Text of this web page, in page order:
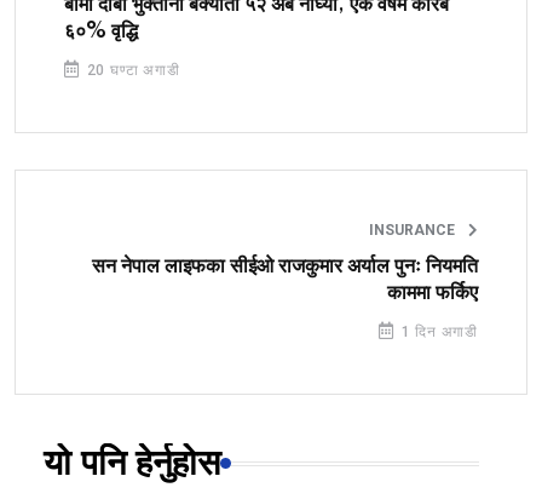
६०% वृद्धि
20 घण्टा अगाडी
INSURANCE
सन नेपाल लाइफका सीईओ राजकुमार अर्याल पुनः नियमति
काममा फर्किए
1 दिन अगाडी
यो पनि हेर्नुहोस